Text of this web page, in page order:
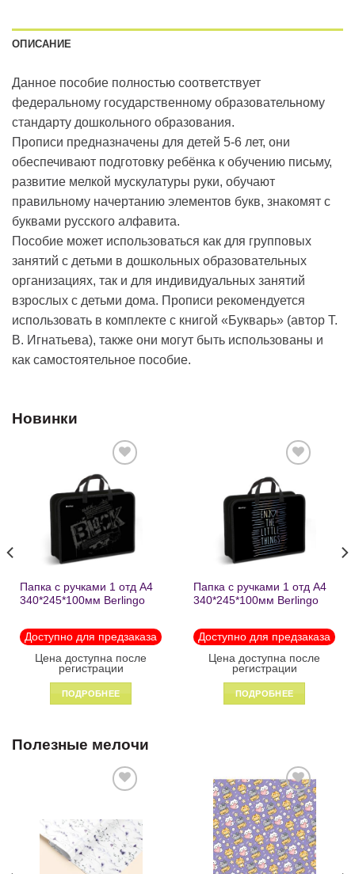
ОПИСАНИЕ
Данное пособие полностью соответствует
федеральному государственному образовательному
стандарту дошкольного образования.
Прописи предназначены для детей 5-6 лет, они
обеспечивают подготовку ребёнка к обучению письму,
развитие мелкой мускулатуры руки, обучают
правильному начертанию элементов букв, знакомят с
буквами русского алфавита.
Пособие может использоваться как для групповых
занятий с детьми в дошкольных образовательных
организациях, так и для индивидуальных занятий
взрослых с детьми дома. Прописи рекомендуется
использовать в комплекте с книгой «Букварь» (автор Т.
В. Игнатьева), также они могут быть использованы и
как самостоятельное пособие.
Новинки
Добавить
в список
желаний
Папка с ручками 1 отд А4
340*245*100мм Berlingo
молнии1246
Доступно для предзаказа
Цена доступна после
регистрации
ПОДРОБНЕЕ
Добавить
в список
желаний
Папка с ручками 1 отд А4
340*245*100мм Berlingo
пластик на молнии 1215
Доступно для предзаказа
Цена доступна после
регистрации
ПОДРОБНЕЕ
Полезные мелочи
желаний
Добавить
в список
желаний